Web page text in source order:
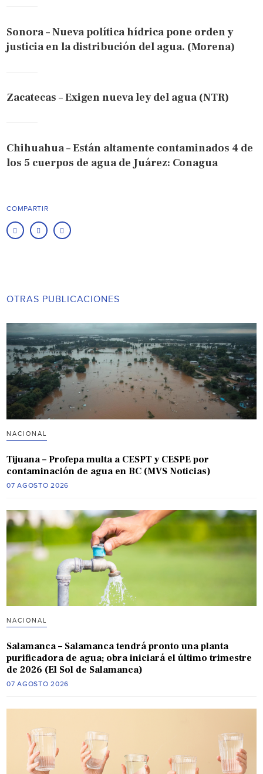
Sonora – Nueva política hídrica pone orden y
justicia en la distribución del agua. (Morena)
Zacatecas – Exigen nueva ley del agua (NTR)
Chihuahua – Están altamente contaminados 4 de
los 5 cuerpos de agua de Juárez: Conagua
COMPARTIR
OTRAS PUBLICACIONES
NACIONAL
Tijuana – Profepa multa a CESPT y CESPE por
contaminación de agua en BC (MVS Noticias)
07 AGOSTO 2026
NACIONAL
Salamanca – Salamanca tendrá pronto una planta
purificadora de agua; obra iniciará el último trimestre
de 2026 (El Sol de Salamanca)
07 AGOSTO 2026